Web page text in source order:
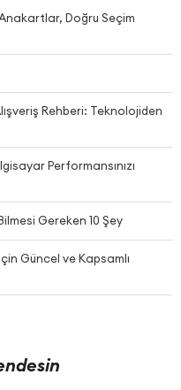
Doğru Seçim
Rehberi: Teknolojiden
Performansınızı
Gereken 10 Şey
Güncel ve Kapsamlı